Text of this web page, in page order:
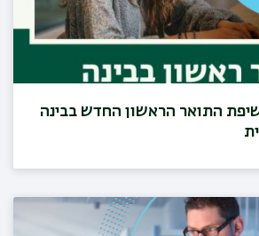
התואר הראשון החדש בבינה